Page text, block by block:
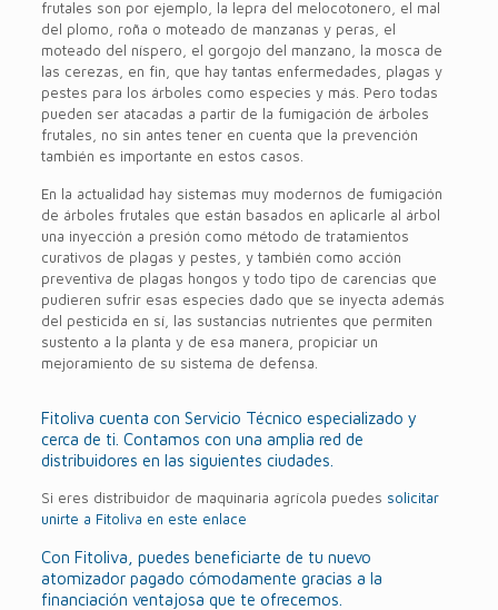
frutales son por ejemplo, la lepra del melocotonero, el mal
del plomo, roña o moteado de manzanas y peras, el
moteado del níspero, el gorgojo del manzano, la mosca de
las cerezas, en fin, que hay tantas enfermedades, plagas y
pestes para los árboles como especies y más. Pero todas
pueden ser atacadas a partir de la fumigación de árboles
frutales, no sin antes tener en cuenta que la prevención
también es importante en estos casos.
En la actualidad hay sistemas muy modernos de fumigación
de árboles frutales que están basados en aplicarle al árbol
una inyección a presión como método de tratamientos
curativos de plagas y pestes, y también como acción
preventiva de plagas hongos y todo tipo de carencias que
pudieren sufrir esas especies dado que se inyecta además
del pesticida en sí, las sustancias nutrientes que permiten
sustento a la planta y de esa manera, propiciar un
mejoramiento de su sistema de defensa.
Fitoliva cuenta con Servicio Técnico especializado y
cerca de ti. Contamos con una amplia red de
distribuidores en las siguientes ciudades.
Si eres distribuidor de maquinaria agrícola puedes solicitar
unirte a Fitoliva en este enlace
Con Fitoliva, puedes beneficiarte de tu nuevo
atomizador pagado cómodamente gracias a la
financiación ventajosa que te ofrecemos.